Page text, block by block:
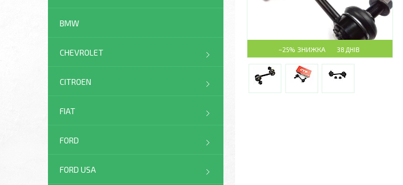
–25% 38 ДНІВ
BMW
CHEVROLET
CITROEN
FIAT
FORD
FORD USA